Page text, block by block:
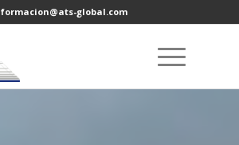
formacion@ats-global.com